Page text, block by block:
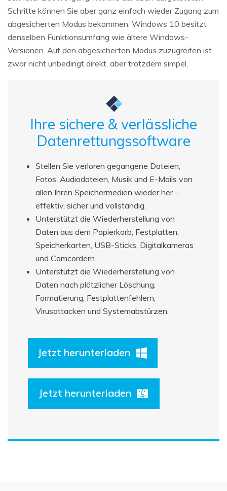
Schritte können Sie aber ganz einfach wieder Zugang zum
abgesicherten Modus bekommen. Windows 10 besitzt
denselben Funktionsumfang wie ältere Windows-
Versionen. Auf den abgesicherten Modus zuzugreifen ist
zwar nicht unbedingt direkt, aber trotzdem simpel.
Ihre sichere & verlässliche
Datenrettungssoftware
Stellen Sie verloren gegangene Dateien,
Fotos, Audiodateien, Musik und E-Mails von
allen Ihren Speichermedien wieder her –
effektiv, sicher und vollständig.
Unterstützt die Wiederherstellung von
Daten aus dem Papierkorb, Festplatten,
Speicherkarten, USB-Sticks, Digitalkameras
und Camcordern.
Unterstützt die Wiederherstellung von
Daten nach plötzlicher Löschung,
Formatierung, Festplattenfehlern,
Virusattacken und Systemabstürzen.
Jetzt herunterladen
Jetzt herunterladen